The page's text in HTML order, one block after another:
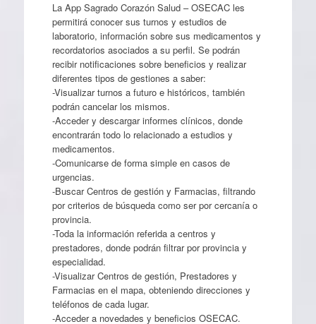
La App Sagrado Corazón Salud – OSECAC les
permitirá conocer sus turnos y estudios de
laboratorio, información sobre sus medicamentos y
recordatorios asociados a su perfil. Se podrán
recibir notificaciones sobre beneficios y realizar
diferentes tipos de gestiones a saber:
-Visualizar turnos a futuro e históricos, también
podrán cancelar los mismos.
-Acceder y descargar informes clínicos, donde
encontrarán todo lo relacionado a estudios y
medicamentos.
-Comunicarse de forma simple en casos de
urgencias.
-Buscar Centros de gestión y Farmacias, filtrando
por criterios de búsqueda como ser por cercanía o
provincia.
-Toda la información referida a centros y
prestadores, donde podrán filtrar por provincia y
especialidad.
-Visualizar Centros de gestión, Prestadores y
Farmacias en el mapa, obteniendo direcciones y
teléfonos de cada lugar.
-Acceder a novedades y beneficios OSECAC.